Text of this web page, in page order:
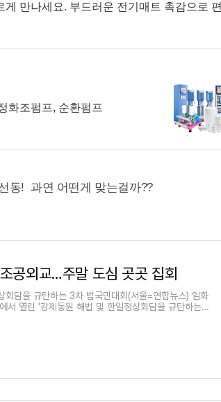
만나세요. 부드러운 전기매트 촉감으로 편
화조펌프, 순환펌프
동! 과연 어떤게 맞는걸까??
공외교…주말 도심 곳곳 집회
회담을 규탄하는 3차 범국민대회(서울=연합뉴스) 임화
서 열린 '강제동원 해법 및 한일정상회담을 규탄하는 3